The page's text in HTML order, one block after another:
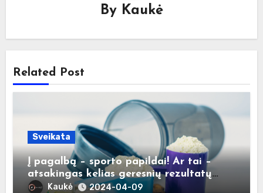
By Kaukė
Related Post
Sveikata
Į pagalbą – sporto papildai! Ar tai –
atsakingas kelias geresnių rezultatų
link?Kaukė 2024-04-09